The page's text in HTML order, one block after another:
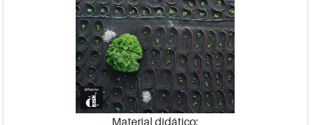
Material didático: